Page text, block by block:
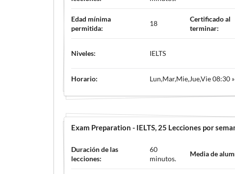
Edad mínima
permitida:
18
Certificado al
terminar:
Niveles: IELTS
Horario: Lun,Mar,Mie,Jue,Vie 08:30
Exam Preparation - IELTS, 25 Lecciones por
Duración de las
lecciones:
60
minutos.
Media de